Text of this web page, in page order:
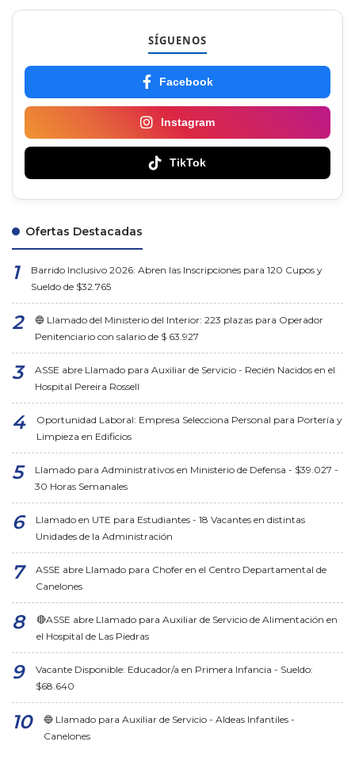
SÍGUENOS
Facebook
Instagram
TikTok
Ofertas Destacadas
Barrido Inclusivo 2026: Abren las Inscripciones para 120 Cupos y
Sueldo de $32.765
🔵 Llamado del Ministerio del Interior: 223 plazas para Operador
Penitenciario con salario de $ 63.927
ASSE abre Llamado para Auxiliar de Servicio - Recién Nacidos en el
Hospital Pereira Rossell
Oportunidad Laboral: Empresa Selecciona Personal para Portería y
Limpieza en Edificios
Llamado para Administrativos en Ministerio de Defensa - $39.027 -
30 Horas Semanales
Llamado en UTE para Estudiantes - 18 Vacantes en distintas
Unidades de la Administración
ASSE abre Llamado para Chofer en el Centro Departamental de
Canelones
🔴ASSE abre Llamado para Auxiliar de Servicio de Alimentación en
el Hospital de Las Piedras
Vacante Disponible: Educador/a en Primera Infancia - Sueldo:
$68.640
🔵 Llamado para Auxiliar de Servicio - Aldeas Infantiles -
Canelones